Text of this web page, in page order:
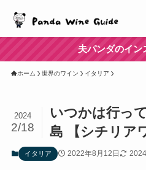
夫パンダのイン
ホーム 世界のワイン イタリア
いつかは行っ
島 【シチリア
2024
2/18
イタリア 2022年8月12日